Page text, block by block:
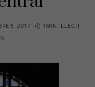
5, 2017
1MIN. LLEGIT